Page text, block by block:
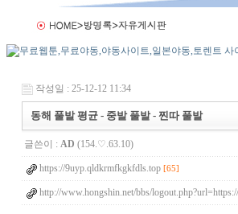
작성일 : 25-12-12 11:34
동해 풀발 평균 - 중발 풀발 - 찐따 풀발
글쓴이 : AD (154.♡.63.10)
https://9uyp.qldkrmfkgkfdls.top [65]
http://www.hongshin.net/bbs/